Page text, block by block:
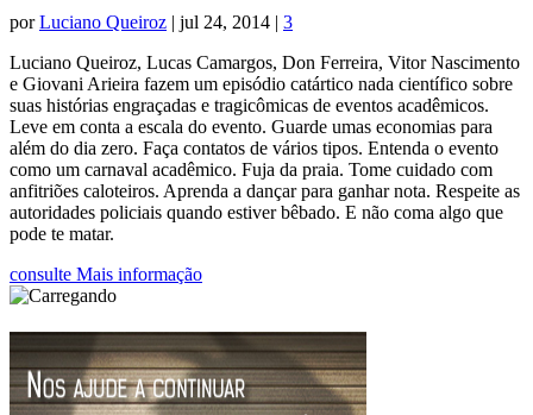
porLuciano Queiroz | jul 24, 2014 | 3
Luciano Queiroz, Lucas Camargos, Don Ferreira, Vitor Nascimento
e Giovani Arieira fazem um episódio catártico nada científico sobre
suas histórias engraçadas e tragicômicas de eventos acadêmicos.
Leve em conta a escala do evento. Guarde umas economias para
além do dia zero. Faça contatos de vários tipos. Entenda o evento
como um carnaval acadêmico. Fuja da praia. Tome cuidado com
anfitriões caloteiros. Aprenda a dançar para ganhar nota. Respeite as
autoridades policiais quando estiver bêbado. E não coma algo que
pode te matar.
consulte Mais informação